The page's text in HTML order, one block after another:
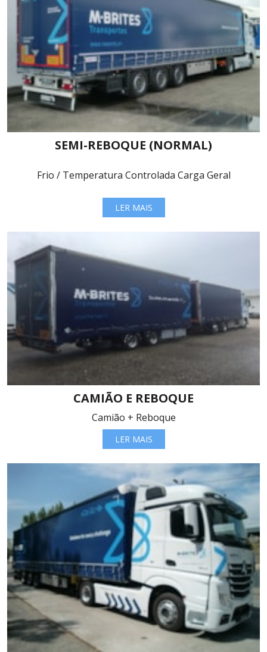
SEMI-REBOQUE (NORMAL)
Frio / Temperatura Controlada Carga Geral
LER MAIS
CAMIÃO E REBOQUE
Camião + Reboque
LER MAIS